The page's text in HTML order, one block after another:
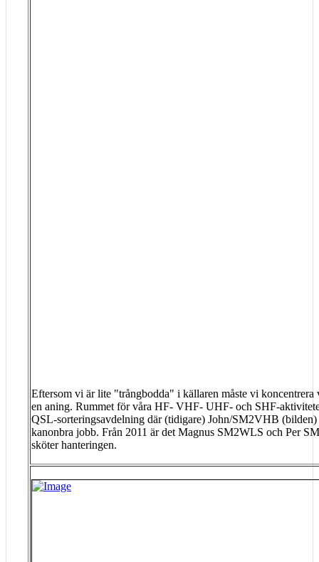
Eftersom vi är lite "trångbodda" i källaren måste vi koncentrera
en aning. Rummet för våra HF- VHF- UHF- och SHF-
QSL-sorteringsavdelning där (tidigare) John/SM2VHB
kanonbra jobb. Från 2011 är det Magnus SM2WLS och Per
sköter hanteringen.